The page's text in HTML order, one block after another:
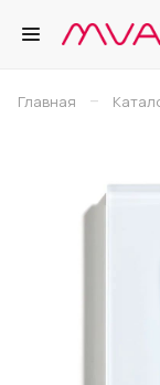
Главная –